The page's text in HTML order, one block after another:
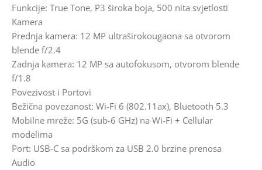
Funkcije: True Tone, P3 široka boja, 500 nita svjetlosti
Kamera
Prednja kamera: 12 MP ultraširokougaona sa otvorom
blende f/2.4
Zadnja kamera: 12 MP sa autofokusom, otvorom blende
f/1.8
Povezivost i Portovi
Bežična povezanost: Wi-Fi 6 (802.11ax), Bluetooth 5.3
Mobilne mreže: 5G (sub-6 GHz) na Wi-Fi + Cellular
modelima
Port: USB-C sa podrškom za USB 2.0 brzine prenosa
Audio